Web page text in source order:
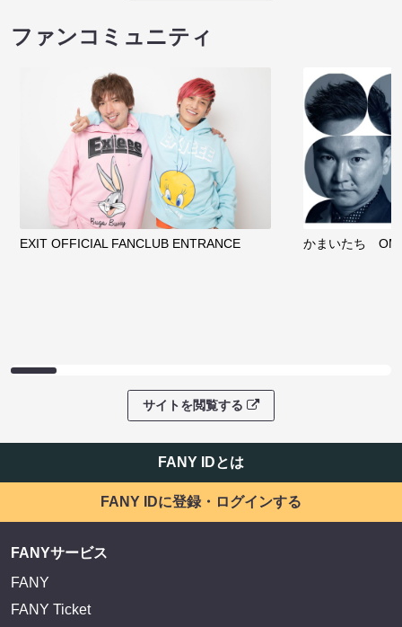
ファンコミュニティ
EXIT OFFICIAL FANCLUB ENTRANCE かまいたち
サイトを閲覧する
FANY IDとは
FANY IDに登録・ログインする
FANYサービス
FANY
FANY Ticket